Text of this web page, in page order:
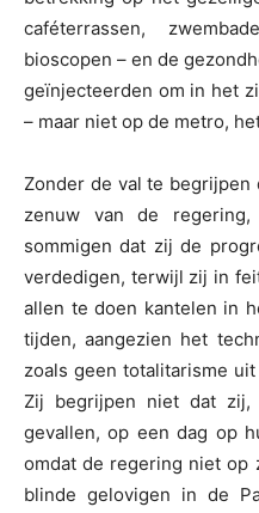
caféterrassen,
bioscopen – en de
geïnjecteerden om in het
– maar niet op de metro,
Zonder de val te
zenuw van de
sommigen dat zij de
verdedigen, terwijl zij in
allen te doen kantelen in
tijden, aangezien het
zoals geen totalitarisme
Zij begrijpen niet dat
gevallen, op een dag op
omdat de regering niet op
blinde gelovigen in de